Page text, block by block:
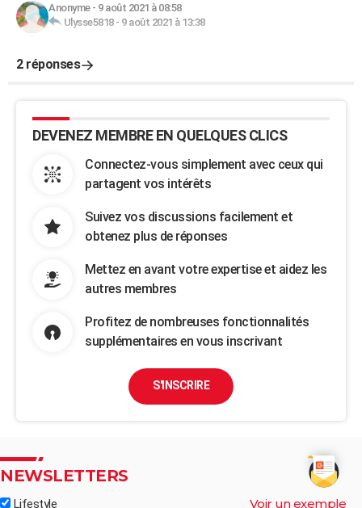
Anonyme- 9 août 2021 à 08:58
Ulysse5818- 9 août 2021 à 13:38
2 réponses
DEVENEZ MEMBRE EN QUELQUES CLICS
Connectez-vous simplement avec ceux qui
partagent vos intérêts
Suivez vos discussions facilement et
obtenez plus de réponses
Mettez en avant votre expertise et aidez les
autres membres
Profitez de nombreuses fonctionnalités
supplémentaires en vous inscrivant
S'INSCRIRE
NEWSLETTERS
Lifestyle Voir un exemple